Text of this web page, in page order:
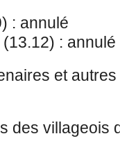
: annulé
: annulé
et
des villageois